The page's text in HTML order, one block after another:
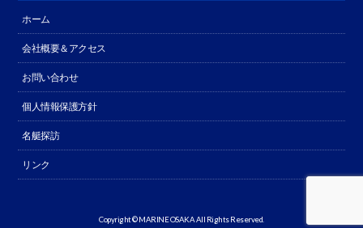
ホーム
会社概要＆アクセス
お問い合わせ
個人情報保護方針
名艇探訪
リンク
Copyright © MARINE OSAKA All Rights Reserved.